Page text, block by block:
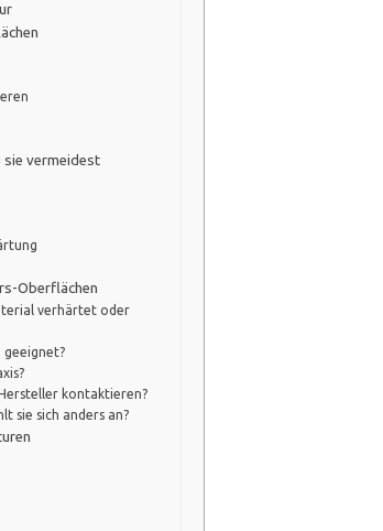
sie vermeidest
Oberflächen
verhärtet oder
geeignet?
kontaktieren?
sie sich anders an?